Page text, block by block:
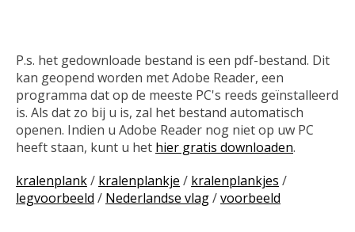
P.s. het gedownloade bestand is een pdf-bestand. Dit
kan geopend worden met Adobe Reader, een
programma dat op de meeste PC's reeds geïnstalleerd
is. Als dat zo bij u is, zal het bestand automatisch
openen. Indien u Adobe Reader nog niet op uw PC
heeft staan, kunt u het hier gratis downloaden.
kralenplank/ kralenplankje / kralenplankjes /
legvoorbeeld / Nederlandse vlag/voorbeeld